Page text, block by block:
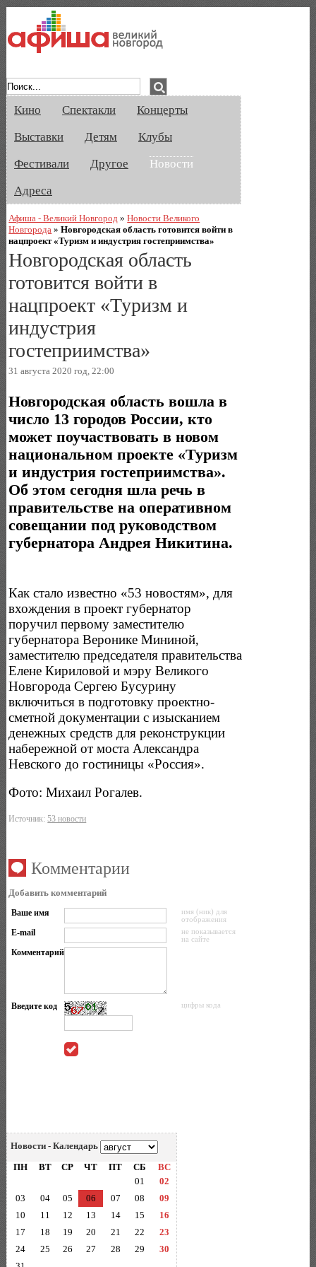
Кино Спектакли
Концерты
Выставки
Детям
Клубы
Фестивали
Другое
Новости
Адреса
Афиша - Великий Новгород »Новости Великого
Новгорода »Новгородская область готовится войти в
нацпроект «Туризм и индустрия гостеприимства»
Новгородская область
готовится войти в
нацпроект «Туризм и
индустрия
гостеприимства»
31 августа 2020 год, 22:00
Новгородская область вошла в
число 13 городов России, кто
может поучаствовать в новом
национальном проекте «Туризм
и индустрия гостеприимства».
Об этом сегодня шла речь в
правительстве на оперативном
совещании под руководством
губернатора Андрея Никитина.
Как стало известно «53 новостям», для
вхождения в проект губернатор
поручил первому заместителю
губернатора Веронике Мининой,
заместителю председателя правительства
Елене Кириловой и мэру Великого
Новгорода Сергею Бусурину
включиться в подготовку проектно-
сметной документации с изысканием
денежных средств для реконструкции
набережной от моста Александра
Невского до гостиницы «Россия».
Фото: Михаил Рогалев.
Источник:53 новости
Комментарии
Добавить комментарий
Ваше имя
имя (ник) для
отображения
E-mail
не показывается
на сайте
Комментарий
Введите код цифры кода
Новости - Календарь
ПН
ВТ СР ЧТ ПТ СБ
ВС
01
02
03
04 05 06 07 08
09
10
11 12 13 14 15
16
17
18 19 20 21 22
23
24
25 26 27 28 29
30